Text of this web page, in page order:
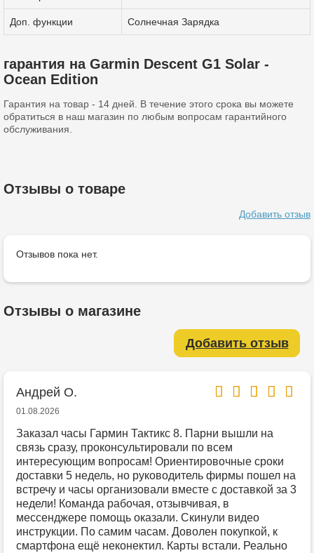
Доп. функции Солнечная Зарядка
гарантия на Garmin Descent G1 Solar -
Ocean Edition
Гарантия на товар - 14 дней. В течение этого срока вы можете
обратиться в наш магазин по любым вопросам гарантийного
обслуживания.
Отзывы о товаре
Добавить отзыв
Отзывов пока нет.
Отзывы о магазине
Добавить отзыв
Андрей О.
01.08.2026
Заказал часы Гармин Тактикс 8. Парни вышли на
связь сразу, проконсультировали по всем
интересующим вопросам! Ориентировочные сроки
доставки 5 недель, но руководитель фирмы пошел на
встречу и часы организовали вместе с доставкой за 3
недели! Команда рабочая, отзывчивая, в
мессенджере помощь оказали. Скинули видео
инструкции. По самим часам. Доволен покупкой, к
смартфона ещё неконектил. Карты встали. Реально